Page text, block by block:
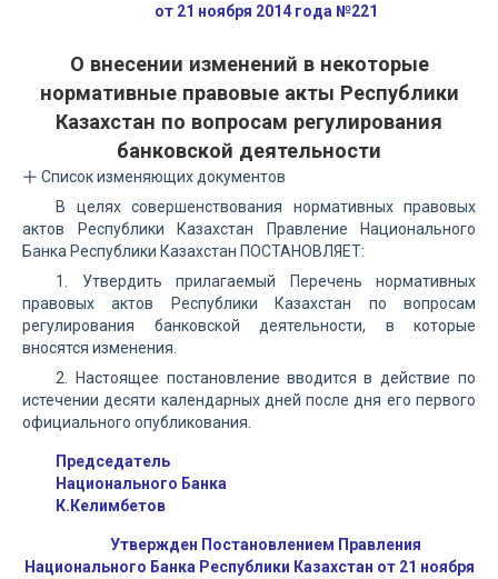
от 21 ноября 2014 года №221
О внесении изменений в некоторые
нормативные правовые акты Республики
Казахстан по вопросам регулирования
банковской деятельности
Список изменяющих документов
В целях совершенствования нормативных правовых
актов Республики Казахстан Правление Национального
Банка Республики Казахстан ПОСТАНОВЛЯЕТ:
1. Утвердить прилагаемый Перечень нормативных
правовых актов Республики Казахстан по вопросам
регулирования банковской деятельности, в которые
вносятся изменения.
2. Настоящее постановление вводится в действие по
истечении десяти календарных дней после дня его первого
официального опубликования.
Председатель
Национального Банка
К.Келимбетов
Утвержден Постановлением Правления
Национального Банка Республики Казахстан от 21 ноября